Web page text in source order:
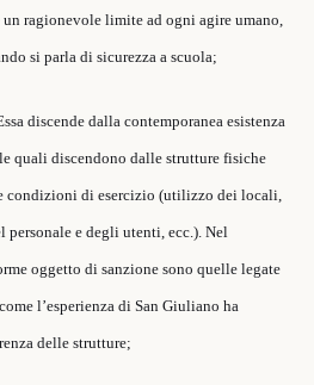
ragionevole limite ad ogni agire umano,
si parla di sicurezza a scuola;
discende dalla contemporanea esistenza
quali discendono dalle strutture fisiche
condizioni di esercizio (utilizzo dei locali,
personale e degli utenti, ecc.). Nel
oggetto di sanzione sono quelle legate
l’esperienza di San Giuliano ha
delle strutture;